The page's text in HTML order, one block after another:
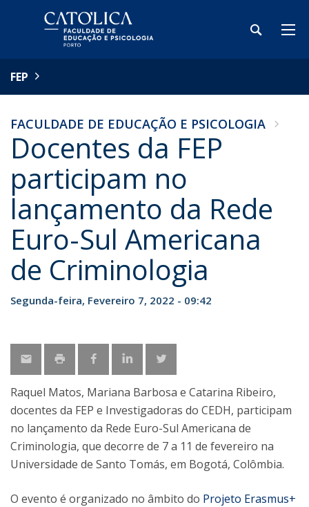
FEP
FACULDADE DE EDUCAÇÃO E PSICOLOGIA
Docentes da FEP
participam no
lançamento da Rede
Euro-Sul Americana
de Criminologia
Segunda-feira, Fevereiro 7, 2022 - 09:42
Raquel Matos, Mariana Barbosa e Catarina Ribeiro,
docentes da FEP e Investigadoras do CEDH, participam
no lançamento da Rede Euro-Sul Americana de
Criminologia, que decorre de 7 a 11 de fevereiro na
Universidade de Santo Tomás, em Bogotá, Colômbia.
O evento é organizado no âmbito do Projeto Erasmus+